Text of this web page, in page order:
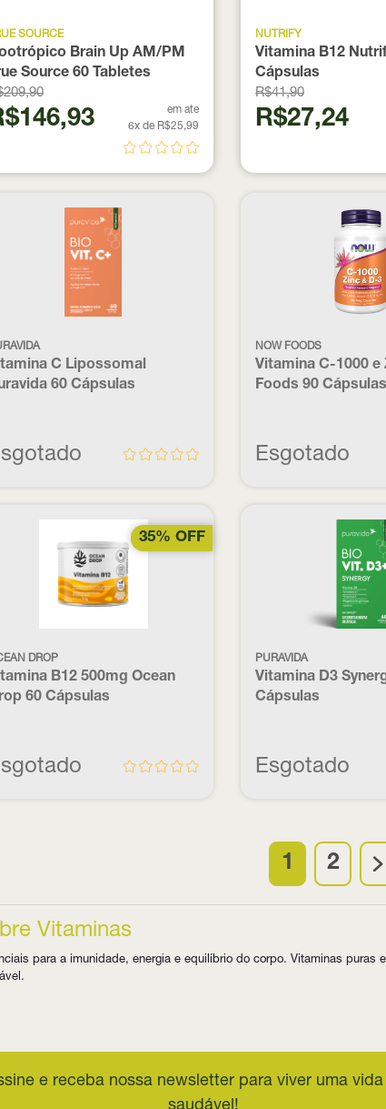
SOURCE
Brain Up AM/PM
Source 60 Tabletes
em ate
6x de R$25,99
NUTRIFY
Vitamina B12
Cápsulas
R$41,90
R$27,24
C Lipossomal
60 Cápsulas
NOW FOODS
Vitamina C-1000 e
Foods 90 Cápsulas
Esgotado
35% OFF
DROP
B12 500mg Ocean
60 Cápsulas
PURAVIDA
Vitamina D3
Cápsulas
Esgotado
1 2
Vitaminas
para a imunidade, energia e equilíbrio do corpo. Vitaminas puras
e receba nossa newsletter para viver uma vida